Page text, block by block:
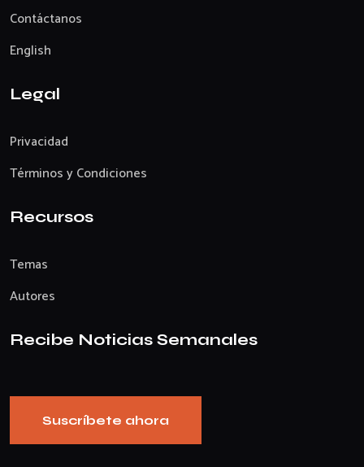
Contáctanos
English
Legal
Privacidad
Términos y Condiciones
Recursos
Temas
Autores
Recibe Noticias Semanales
Suscríbete ahora